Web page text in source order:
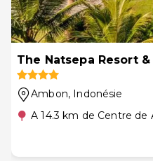
The Natsepa Resort
Ambon, Indonésie
A 14.3 km de Centre de